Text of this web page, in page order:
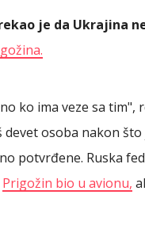
je da Ukrajina
ko ima veze sa tim",
osoba nakon
potvrđene. Ruska
Prigožin bio u avionu,